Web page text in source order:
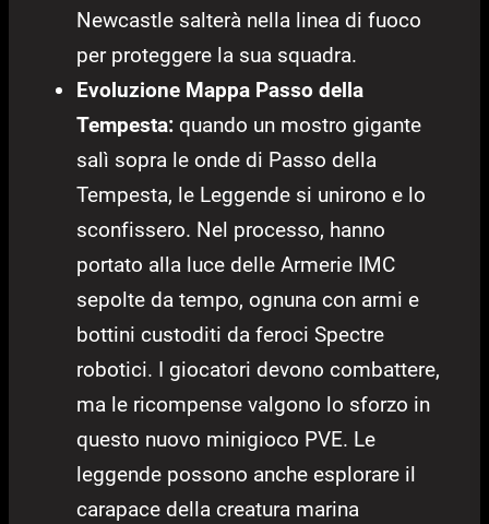
Newcastle salterà nella linea di fuoco
per proteggere la sua squadra.
Evoluzione Mappa Passo della
Tempesta: quando un mostro gigante
salì sopra le onde di Passo della
Tempesta, le Leggende si unirono e lo
sconfissero. Nel processo, hanno
portato alla luce delle Armerie IMC
sepolte da tempo, ognuna con armi e
bottini custoditi da feroci Spectre
robotici. I giocatori devono combattere,
ma le ricompense valgono lo sforzo in
questo nuovo minigioco PVE. Le
leggende possono anche esplorare il
carapace della creatura marina